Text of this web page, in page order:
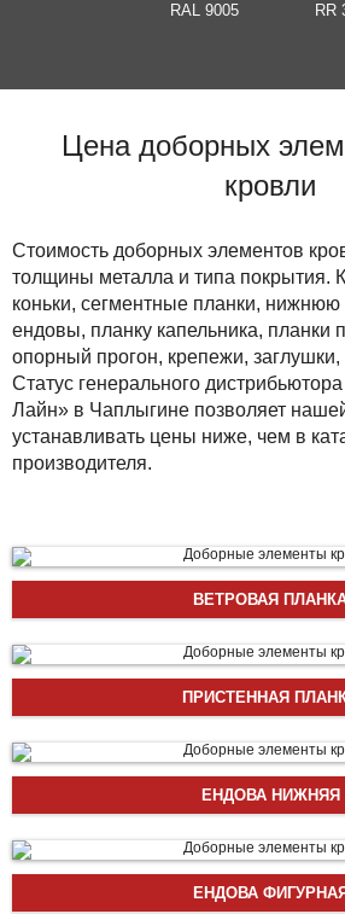
RAL 9005 RR
Цена доборных
кровли
Стоимость доборных элементов
толщины металла и типа покрытия.
коньки, сегментные планки,
ендовы, планку капельника, планки
опорный прогон, крепежи, заглушки,
Статус генерального
Лайн» в Чаплыгине позволяет
устанавливать цены ниже, чем в
производителя.
ВЕТРОВАЯ
ПРИСТЕННАЯ
ЕНДОВА НИЖНЯЯ
ЕНДОВА ФИГУРНАЯ